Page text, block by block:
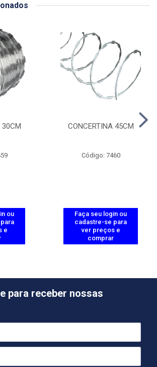
30CM
ou
e
CONCERTINA 45CM
Código: 7460
Faça seu login ou
cadastre-se para
ver preços e
comprar
para receber nossas